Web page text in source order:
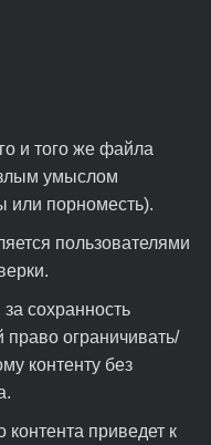
и того же файла
умыслом
или порноместь).
пользователями
сохранность
ограничивать/
контенту без
приведет к